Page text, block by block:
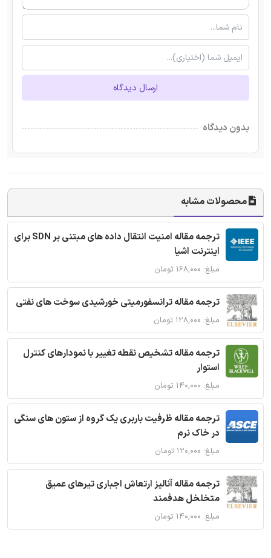
ارسال دیدگاه
بدون دیدگاه
محصولات مشابه
ترجمه مقاله امنیت انتقال داده های مبتنی بر SDN برای
اینترنت اشیا
مبلغ: ۱۶۸,۰۰۰ تومان
ترجمه مقاله ترانسفورمیتی خورشیدی سوخت های نفتی
مبلغ: ۱۲۸,۰۰۰ تومان
ترجمه مقاله تشخیص نقطه تغییر با نمودارهای کنترل
استوار
مبلغ: ۱۴۰,۰۰۰ تومان
ترجمه مقاله ظرفیت باربری یک گروه از ستون های سنگی
در خاک نرم
مبلغ: ۱۲۰,۰۰۰ تومان
ترجمه مقاله آنالیز ارتعاش اجباری تیرهای عمیق
متخلخل هدفمند
مبلغ: ۱۴۰,۰۰۰ تومان